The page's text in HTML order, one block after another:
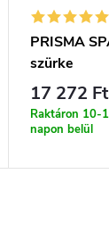
PRISMA
szürke
17 272 Ft
Raktáron 10-
napon belül